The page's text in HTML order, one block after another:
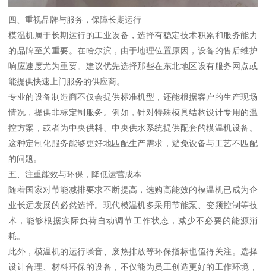
四、重视品牌与服务，保障长期运行
模温机属于长期运行的工业设备，选择有稳定技术积累和服务能力
的品牌至关重要。在哈尔滨，由于地理位置原因，设备的售后维护
响应速度尤为重要。建议优先选择那些在东北地区设有服务网点或
能提供快速上门服务的供应商。
专业的设备制造商不仅会提供标准机型，还能根据客户的生产现场
情况，提供非标定制服务。例如，针对特殊模具结构设计专用的温
控方案，或者为中央供料、中央供水系统提供配套的模温机设备。
这种定制化服务能够更好地匹配生产需求，避免设备与工艺不匹配
的问题。
五、注重能效与环保，降低运营成本
随着国家对节能减排要求不断提高，选购高能效的模温机已成为企
业长远发展的必然选择。现代模温机多采用节能泵、变频控制等技
术，能够根据实际负荷自动调节工作状态，减少不必要的能源消
耗。
此外，模温机的运行噪音、废热排放等环保指标也值得关注。选择
设计合理、材料环保的设备，不仅能为员工创造更好的工作环境，